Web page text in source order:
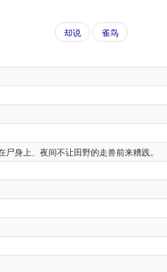
却说
雀鸟
尸身上、夜间不让田野的走兽前来糟践。